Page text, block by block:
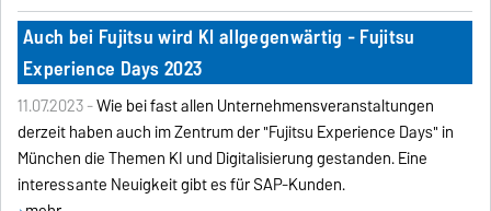
Auch bei Fujitsu wird KI allgegenwärtig - Fujitsu
Experience Days 2023
11.07.2023 -Wie bei fast allen Unternehmensveranstaltungen
derzeit haben auch im Zentrum der "Fujitsu Experience Days" in
München die Themen KI und Digitalisierung gestanden. Eine
interessante Neuigkeit gibt es für SAP-Kunden.